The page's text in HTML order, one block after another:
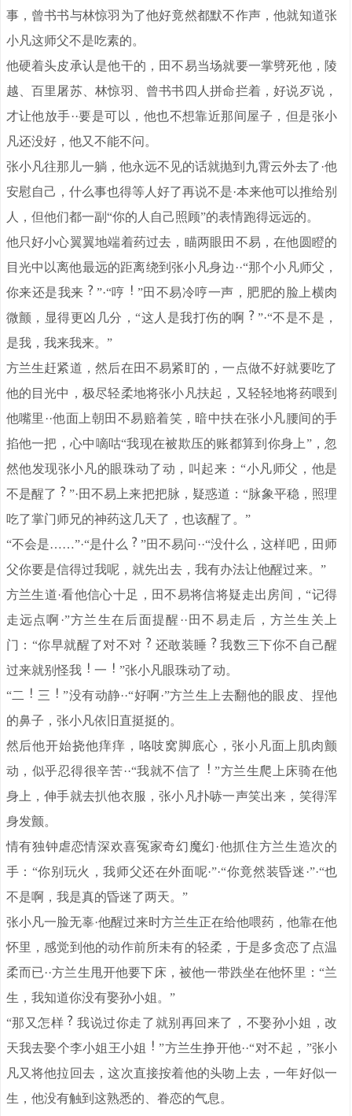
事，曾书书与林惊羽为了他好竟然都默不作声，他就知道张
小凡这师父不是吃素的。
他硬着头皮承认是他干的，田不易当场就要一掌劈死他，陵
越、百里屠苏、林惊羽、曾书书四人拼命拦着，好说歹说，
才让他放手··要是可以，他也不想靠近那间屋子，但是张小
凡还没好，他又不能不问。
张小凡往那儿一躺，他永远不见的话就抛到九霄云外去了·他
安慰自己，什么事也得等人好了再说不是·本来他可以推给别
人，但他们都一副“你的人自己照顾”的表情跑得远远的。
他只好小心翼翼地端着药过去，瞄两眼田不易，在他圆瞪的
目光中以离他最远的距离绕到张小凡身边··“那个小凡师父，
你来还是我来
”·“哼
”田不易冷哼一声，肥肥的脸上横肉
微颤，显得更凶几分，“这人是我打伤的啊
”·“不是不是，
是我，我来我来。”
方兰生赶紧道，然后在田不易紧盯的，一点做不好就要吃了
他的目光中，极尽轻柔地将张小凡扶起，又轻轻地将药喂到
他嘴里··他面上朝田不易赔着笑，暗中扶在张小凡腰间的手
掐他一把，心中嘀咕“我现在被欺压的账都算到你身上”，忽
然他发现张小凡的眼珠动了动，叫起来：“小凡师父，他是
不是醒了
”·田不易上来把把脉，疑惑道：“脉象平稳，照理
吃了掌门师兄的神药这几天了，也该醒了。”
“不会是……”·“是什么
”田不易问··“没什么，这样吧，田师
父你要是信得过我呢，就先出去，我有办法让他醒过来。”
方兰生道·看他信心十足，田不易将信将疑走出房间，“记得
走远点啊·”方兰生在后面提醒··田不易走后，方兰生关上
门：“你早就醒了对不对
还敢装睡
我数三下你不自己醒
过来就别怪我
一
”张小凡眼珠动了动。
“二
三
”没有动静··“好啊·”方兰生上去翻他的眼皮、捏他
的鼻子，张小凡依旧直挺挺的。
然后他开始挠他痒痒，咯吱窝脚底心，张小凡面上肌肉颤
动，似乎忍得很辛苦··“我就不信了
”方兰生爬上床骑在他
身上，伸手就去扒他衣服，张小凡扑哧一声笑出来，笑得浑
身发颤。
情有独钟虐恋情深欢喜冤家奇幻魔幻·他抓住方兰生造次的
手：“你别玩火，我师父还在外面呢·”·“你竟然装昏迷·”·“也
不是啊，我是真的昏迷了两天。”
张小凡一脸无辜·他醒过来时方兰生正在给他喂药，他靠在他
怀里，感觉到他的动作前所未有的轻柔，于是多贪恋了点温
柔而已··方兰生甩开他要下床，被他一带跌坐在他怀里：“兰
生，我知道你没有娶孙小姐。”
“那又怎样
我说过你走了就别再回来了，不娶孙小姐，改
天我去娶个李小姐王小姐
”方兰生挣开他··“对不起，”张小
凡又将他拉回去，这次直接按着他的头吻上去，一年好似一
生，他没有触到这熟悉的、眷恋的气息。